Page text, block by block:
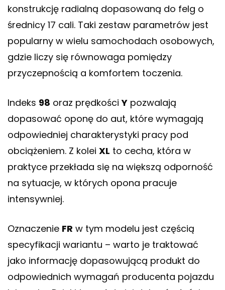
konstrukcję radialną dopasowaną do felg o
średnicy 17 cali. Taki zestaw parametrów jest
popularny w wielu samochodach osobowych,
gdzie liczy się równowaga pomiędzy
przyczepnością a komfortem toczenia.
Indeks 98 oraz prędkościY pozwalają
dopasować oponę do aut, które wymagają
odpowiedniej charakterystyki pracy pod
obciążeniem. Z kolei XL to cecha, która w
praktyce przekłada się na większą odporność
na sytuacje, w których opona pracuje
intensywniej.
Oznaczenie FR w tym modelu jest częścią
specyfikacji wariantu – warto je traktować
jako informację dopasowującą produkt do
odpowiednich wymagań producenta pojazdu